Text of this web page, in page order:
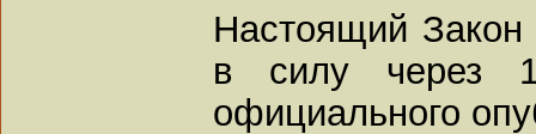
Настоящий Закон
в силу через
официального